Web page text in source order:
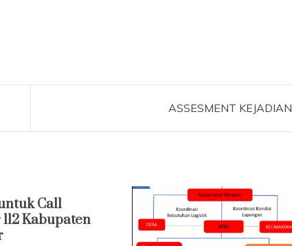
ASSESMENT KEJADIAN
Call
Kabupaten